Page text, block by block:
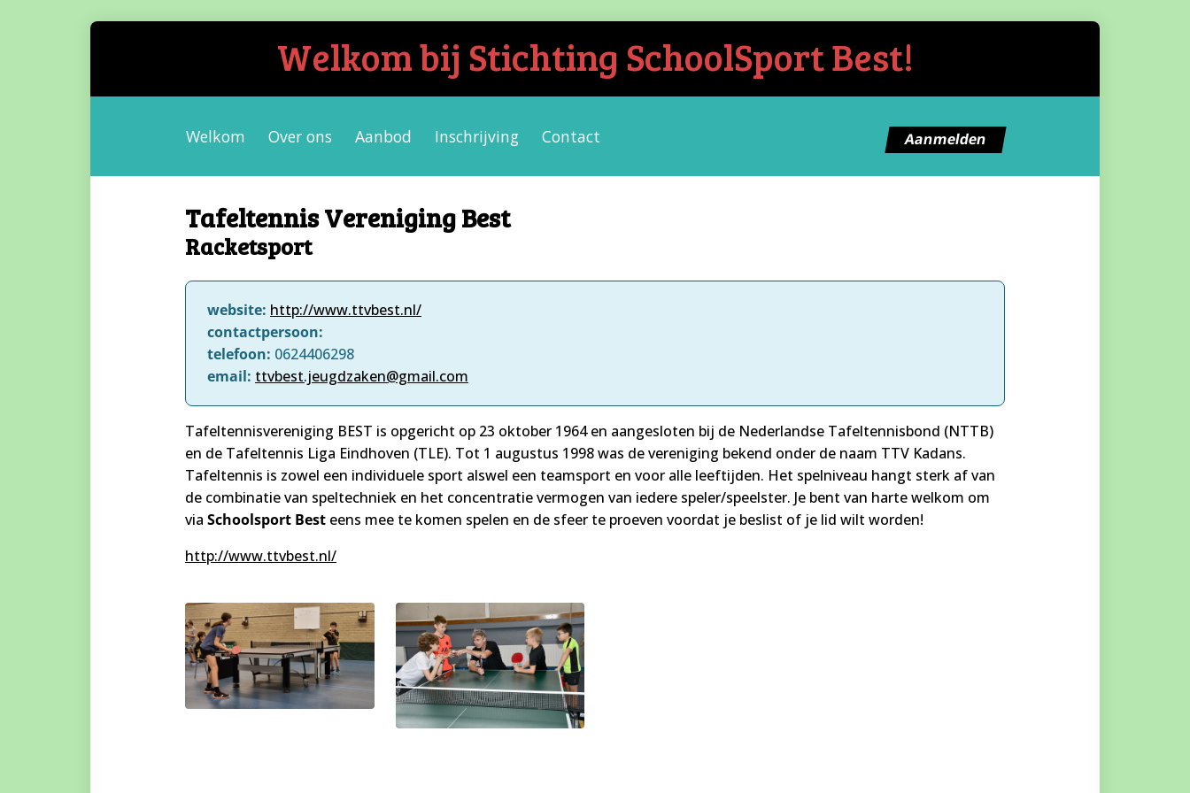
Welkom bij Stichting SchoolSport Best!
Welkom Over ons Aanbod Inschrijving Contact Aanmelden
Tafeltennis Vereniging Best
Racketsport
website: http://www.ttvbest.nl/
contactpersoon:
telefoon: 0624406298
email: ttvbest.jeugdzaken@gmail.com
Tafeltennisvereniging BEST is opgericht op 23 oktober 1964 en aangesloten bij de Nederlandse Tafeltennisbond (NTTB)
en de Tafeltennis Liga Eindhoven (TLE). Tot 1 augustus 1998 was de vereniging bekend onder de naam TTV Kadans.
Tafeltennis is zowel een individuele sport alswel een teamsport en voor alle leeftijden. Het spelniveau hangt sterk af van
de combinatie van speltechniek en het concentratie vermogen van iedere speler/speelster. Je bent van harte welkom om
via Schoolsport Best eens mee te komen spelen en de sfeer te proeven voordat je beslist of je lid wilt worden!
http://www.ttvbest.nl/